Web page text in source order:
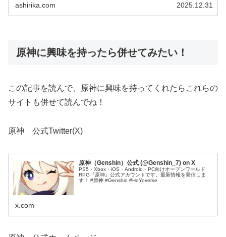
ashirika.com 2025.12.31
原神に興味を持ったら併せてみたい！
この記事を読んで、原神に興味を持ってくれたらこれらの
サイトも併せて読んでね！
原神 公式Twitter(X)
原神（Genshin）公式 (@Genshin_7) on X
PS5・Xbox・iOS・Android・PC向けオープンワールド
RPG『原神』公式アカウントです。最新情報を発信しま
す！ #原神 #Genshin #HoYoverse
x.com